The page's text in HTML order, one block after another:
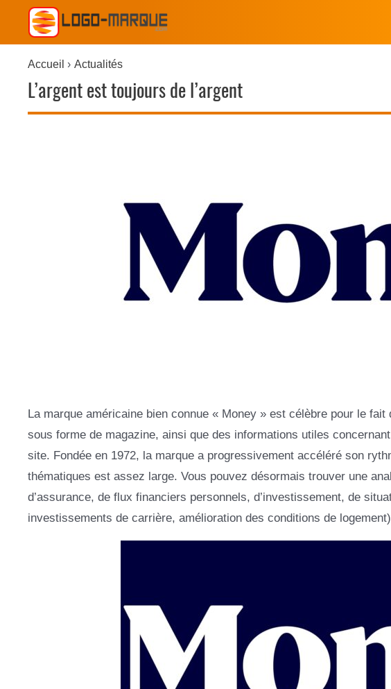
Accueil Actualités
L’argent est toujours de l’argent
La marque américaine bien connue « Money » est célèbre pour le
sous forme de magazine, ainsi que des informations utiles
site. Fondée en 1972, la marque a progressivement accéléré son
thématiques est assez large. Vous pouvez désormais trouver une
d’assurance, de flux financiers personnels, d’investissement, de
investissements de carrière, amélioration des conditions de